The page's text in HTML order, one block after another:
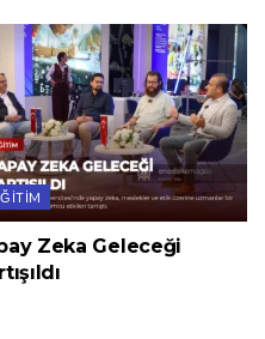
Zeka Geleceği